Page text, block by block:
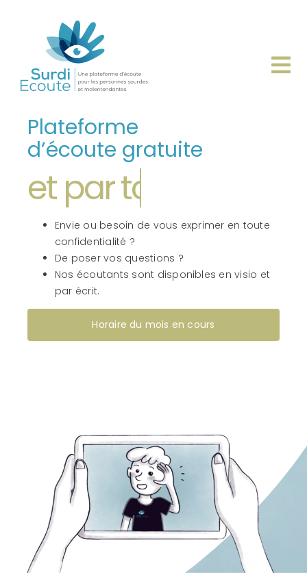
Plateforme
d’écoute gratuite
Envie ou besoin de vous exprimer en toute
confidentialité ?
De poser vos questions ?
Nos écoutants sont disponibles en visio et
par écrit.
Horaire du mois en cours